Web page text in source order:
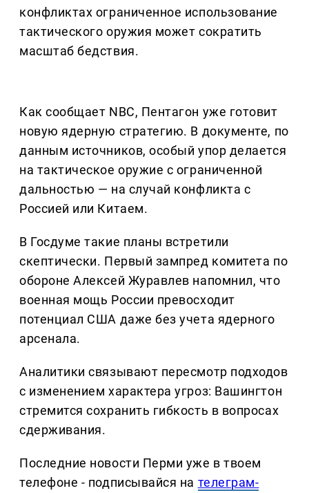
конфликтах ограниченное использование
тактического оружия может сократить
масштаб бедствия.
Как сообщает NBC, Пентагон уже готовит
новую ядерную стратегию. В документе, по
данным источников, особый упор делается
на тактическое оружие с ограниченной
дальностью — на случай конфликта с
Россией или Китаем.
В Госдуме такие планы встретили
скептически. Первый зампред комитета по
обороне Алексей Журавлев напомнил, что
военная мощь России превосходит
потенциал США даже без учета ядерного
арсенала.
Аналитики связывают пересмотр подходов
с изменением характера угроз: Вашингтон
стремится сохранить гибкость в вопросах
сдерживания.
Последние новости Перми уже в твоем
телефоне - подписывайся на телеграм-